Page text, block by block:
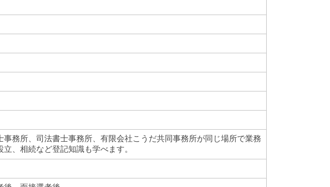
務所、司法書士事務所、有限会社こうだ共同事務所が同じ場所で業務
、相続など登記知識も学べます。